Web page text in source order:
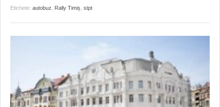
Etichete: autobuz Rally Timiș stpt